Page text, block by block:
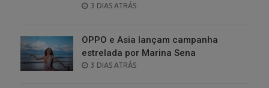
POSTED
3 DIAS ATRÁS
OPPO e Asia lançam campanha
estrelada por Marina Sena
POSTED
3 DIAS ATRÁS